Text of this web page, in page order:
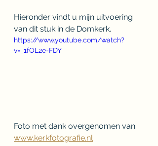
Hieronder vindt u mijn uitvoering
van dit stuk in de Domkerk.
https://www.youtube.com/watch?
v=_1fOL2e-FDY
Foto met dank overgenomen van
www.kerkfotografie.nl